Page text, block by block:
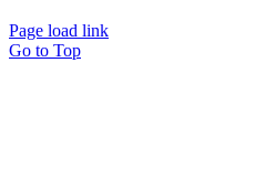
Page load link
Go to Top